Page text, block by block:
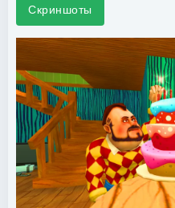
Скриншоты